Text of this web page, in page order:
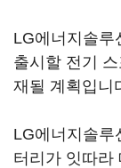
LG에너지솔루
출시할 전기
재될 계획입니
LG에너지솔루
터리가 잇따라